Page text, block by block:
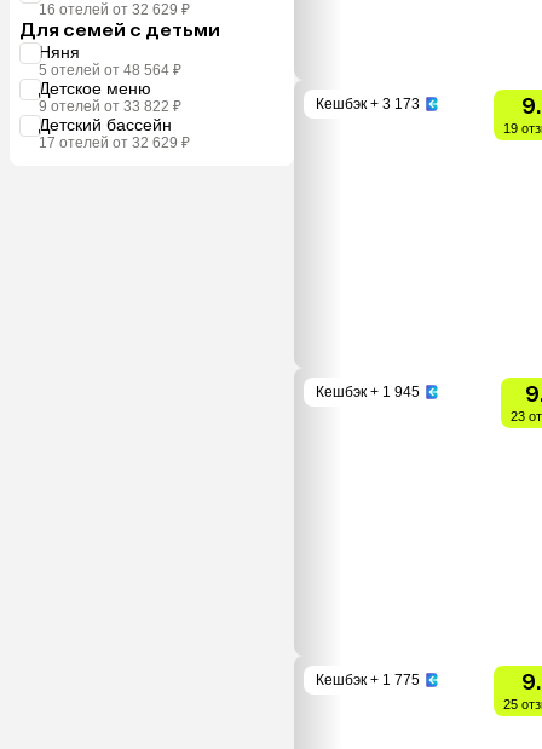
16 отелей от 32 629 ₽
Для семей с детьми
Няня
5 отелей от 48 564 ₽
Детское меню
9 отелей от 33 822 ₽
Детский бассейн
17 отелей от 32 629 ₽
Кешбэк + 3 173
19
Кешбэк + 1 945
23
Кешбэк + 1 775
25